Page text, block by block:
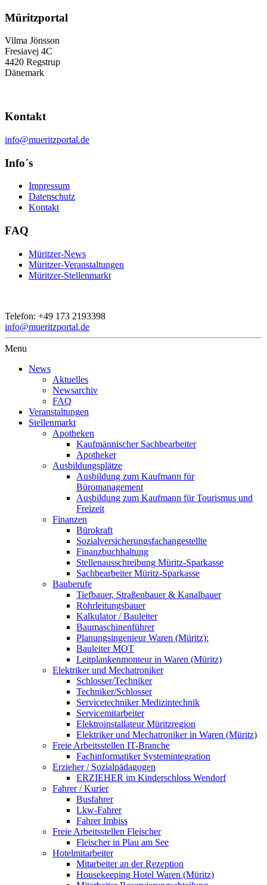
Müritzportal
Vilma Jönsson
Fresiavej 4C
4420 Regstrup
Dänemark
Kontakt
info@mueritzportal.de
Info´s
Impressum
Datenschutz
Kontakt
FAQ
Müritzer-News
Müritzer-Veranstaltungen
Müritzer-Stellenmarkt
Telefon: +49 173 2193398
info@mueritzportal.de
Menu
News
Aktuelles
Newsarchiv
FAQ
Veranstaltungen
Stellenmarkt
Apotheken
Kaufmännischer Sachbearbeiter
Apotheker
Ausbildungsplätze
Ausbildung zum Kaufmann für
Büromanagement
Ausbildung zum Kaufmann für Tourismus und
Freizeit
Finanzen
Bürokraft
Sozialversicherungsfachangestellte
Finanzbuchhaltung
Stellenausschreibung Müritz-Sparkasse
Sachbearbeiter Müritz-Sparkasse
Bauberufe
Tiefbauer, Straßenbauer & Kanalbauer
Rohrleitungsbauer
Kalkulator / Bauleiter
Baumaschinenführer
Planungsingenieur Waren (Müritz):
Bauleiter MOT
Leitplankenmonteur in Waren (Müritz)
Elektriker und Mechatroniker
Schlosser/Techniker
Techniker/Schlosser
Servicetechniker Medizintechnik
Servicemitarbeiter
Elektroinstallateur Müritzregion
Elektriker und Mechatroniker in Waren (Müritz)
Freie Arbeitsstellen IT-Branche
Fachinformatiker Systemintegration
Erzieher / Sozialpädagogen
ERZIEHER im Kinderschloss Wendorf
Fahrer / Kurier
Busfahrer
Lkw-Fahrer
Fahrer Imbiss
Freie Arbeitsstellen Fleischer
Fleischer in Plau am See
Hotelmitarbeiter
Mitarbeiter an der Rezeption
Housekeeping Hotel Waren (Müritz)